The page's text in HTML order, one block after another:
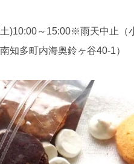
)10:00～15:00※雨天中止（
知多町内海奥鈴ヶ谷40-1）